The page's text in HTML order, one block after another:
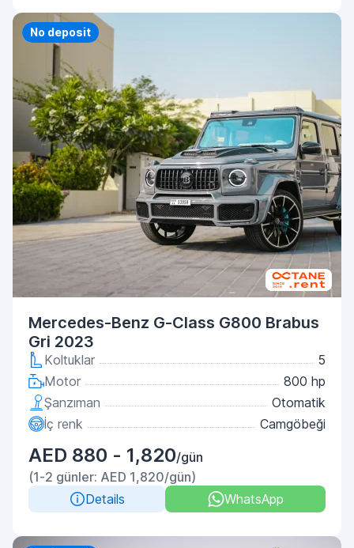
Priority
No deposit
Mercedes-Benz G-Class G800 Brabus
Gri 2023
Koltuklar
5
Motor
800 hp
Şanzıman
Otomatik
İç renk
Camgöbeği
AED 880 - 1,820/gün
(1-2 günler: AED 1,820/gün)
Details
WhatsApp